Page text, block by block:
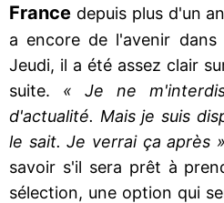
France depuis plus d'un
a encore de l'avenir
Jeudi, il a été assez clair
suite. « Je ne
d'actualité. Mais je suis
le sait. Je verrai ça après »
savoir s'il sera prêt à
sélection, une option qui